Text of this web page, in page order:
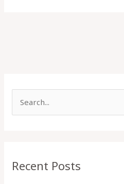
c
Recent Posts